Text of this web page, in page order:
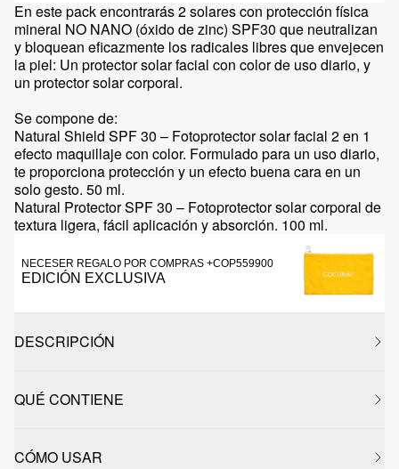
En este pack encontrarás 2 solares con protección física
mineral NO NANO (óxido de zinc) SPF30 que neutralizan
y bloquean eficazmente los radicales libres que envejecen
la piel: Un protector solar facial con color de uso diario, y
un protector solar corporal.
Se compone de:
Natural Shield SPF 30 – Fotoprotector solar facial 2 en 1
efecto maquillaje con color. Formulado para un uso diario,
te proporciona protección y un efecto buena cara en un
solo gesto. 50 ml.
Natural Protector SPF 30 – Fotoprotector solar corporal de
textura ligera, fácil aplicación y absorción. 100 ml.
NECESER REGALO POR COMPRAS +COP559900
EDICIÓN EXCLUSIVA
DESCRIPCIÓN
QUÉ CONTIENE
CÓMO USAR